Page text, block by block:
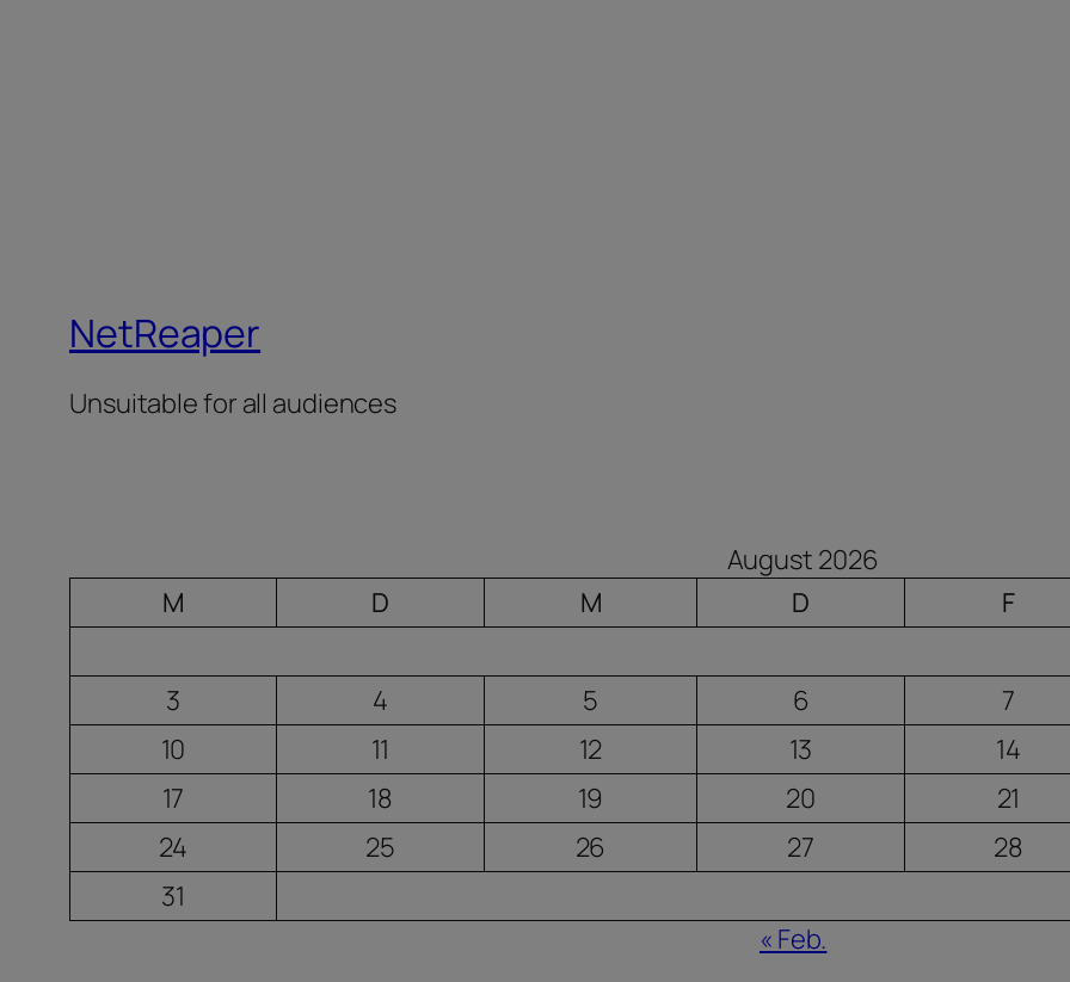
NetReaper
Unsuitable for all audiences
August 2026
M
D M D F
3
4 5 6 7
10
11 12 13 14
17
18 19 20 21
24
25 26 27 28
31
« Feb.